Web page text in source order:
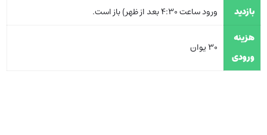
بازدید
ورود ساعت 4:30 بعد از ظهر) باز است.
هزینه
ورودی
30 یوان